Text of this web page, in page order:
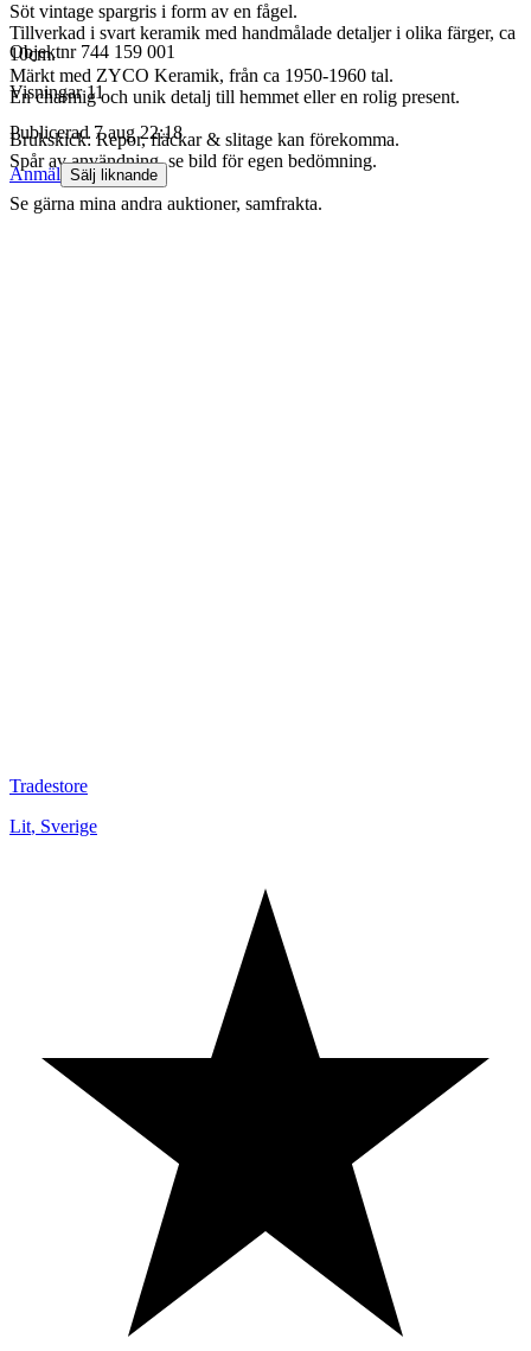
Söt vintage spargris i form av en fågel.
Tillverkad i svart keramik med handmålade detaljer i olika färger, ca
10cm.
Märkt med ZYCO Keramik, från ca 1950-1960 tal.
En charmig och unik detalj till hemmet eller en rolig present.
Brukskick: Repor, fläckar & slitage kan förekomma.
Spår av användning, se bild för egen bedömning.
Se gärna mina andra auktioner, samfrakta.
Objektnr 744 159 001
Visningar 11
Publicerad 7 aug 22:18
Anmäl Sälj liknande
Tradestore
Lit, Sverige